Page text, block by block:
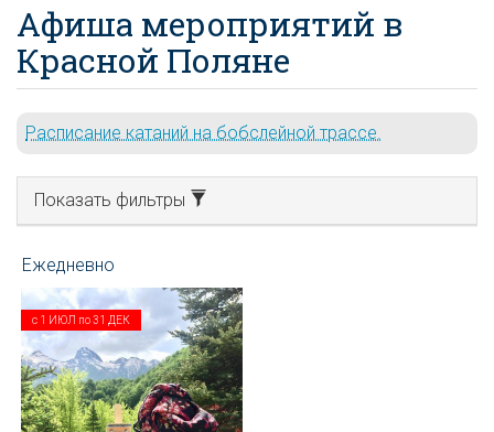
Афиша мероприятий в
Красной Поляне
Расписание катаний на бобслейной трассе.
Показать фильтры
с 1 ИЮЛ по31 ДЕК